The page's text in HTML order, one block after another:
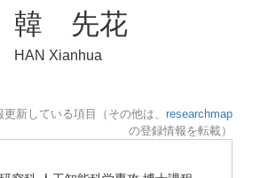
韓 先花
HAN Xianhua
新している項目（その他は、 researchmap
の登録情報を転載）